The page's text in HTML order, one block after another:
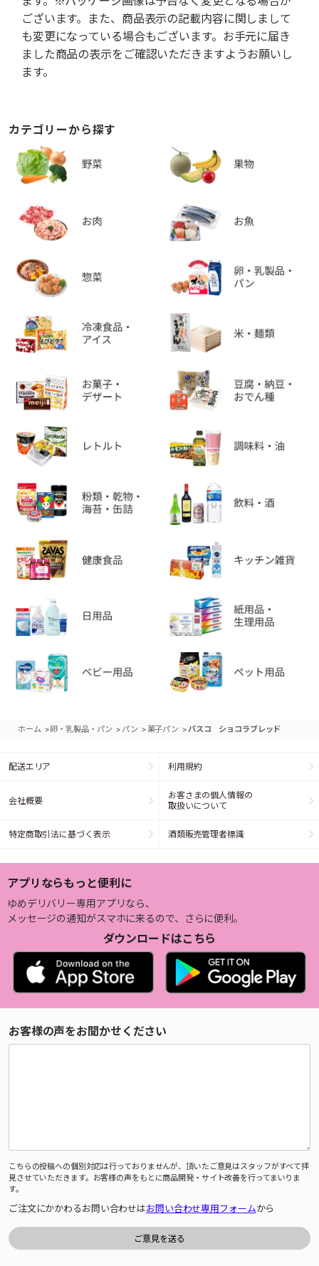
ございます。また、商品表示の記載内容に関しまして
も変更になっている場合もございます。お手元に届き
ました商品の表示をご確認いただきますようお願いし
ます。
カテゴリーから探す
ホーム >卵・乳製品・パン > パン >菓子パン > パスコ ショコラブレッド
配送エリア 利用規約
会社概要
お客さまの個人情報の
取扱いについて
特定商取引法に基づく表示 酒類販売管理者標識
アプリならもっと便利に
ゆめデリバリー専用アプリなら、
メッセージの通知がスマホに来るので、さらに便利。
ダウンロードはこちら
お客様の声をお聞かせください
こちらの投稿への個別対応は行っておりませんが、頂いたご意見はスタッフがすべて拝
見させていただきます。お客様の声をもとに商品開発・サイト改善を行ってまいりま
す。
ご注文にかかわるお問い合わせはお問い合わせ専用フォームから